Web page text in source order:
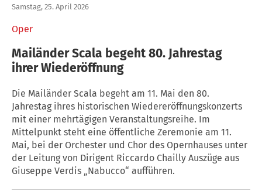
Oper
Samstag, 25. April 2026
Mailänder Scala begeht 80. Jahrestag
ihrer Wiederöffnung
Die Mailänder Scala begeht am 11. Mai den 80.
Jahrestag ihres historischen Wiedereröffnungskonzerts
mit einer mehrtägigen Veranstaltungsreihe. Im
Mittelpunkt steht eine öffentliche Zeremonie am 11.
Mai, bei der Orchester und Chor des Opernhauses unter
der Leitung von Dirigent Riccardo Chailly Auszüge aus
Giuseppe Verdis „Nabucco“ aufführen.